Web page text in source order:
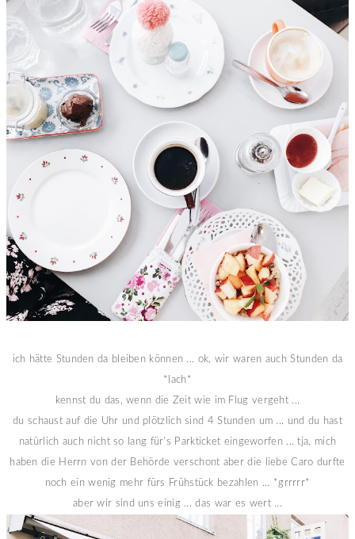
ich hätte Stunden da bleiben können ... ok, wir waren auch Stunden da
*lach*
kennst du das, wenn die Zeit wie im Flug vergeht ...
du schaust auf die Uhr und plötzlich sind 4 Stunden um ... und du hast
natürlich auch nicht so lang für's Parkticket eingeworfen ... tja, mich
haben die Herrn von der Behörde verschont aber die liebe Caro durfte
noch ein wenig mehr fürs Frühstück bezahlen ... *grrrrr*
aber wir sind uns einig ... das war es wert ...